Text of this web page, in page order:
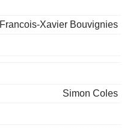
Francois-Xavier Bouvignies
Simon Coles